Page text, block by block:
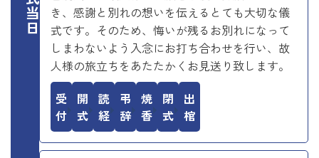
き、感謝と別れの想いを伝えるとても大切な儀
式です。そのため、悔いが残るお別れになって
しまわないよう入念にお打ち合わせを行い、故
人様の旅立ちをあたたかくお見送り致します。
受付 開式 読経 弔辞 焼香 閉式 出棺